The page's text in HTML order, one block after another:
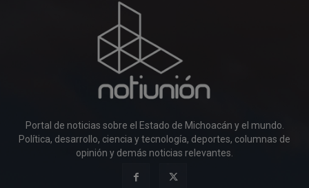
Portal de noticias sobre el Estado de Michoacán y el mundo.
Política, desarrollo, ciencia y tecnología, deportes, columnas de
opinión y demás noticias relevantes.